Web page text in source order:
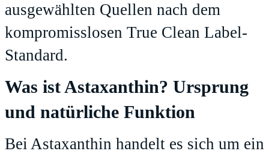
ausgewählten Quellen nach dem
kompromisslosen True Clean Label-
Standard.
Was ist Astaxanthin? Ursprung
und natürliche Funktion
Bei Astaxanthin handelt es sich um ein